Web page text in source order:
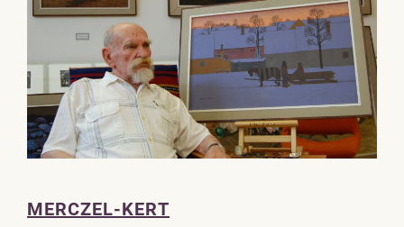
MERCZEL-KERT